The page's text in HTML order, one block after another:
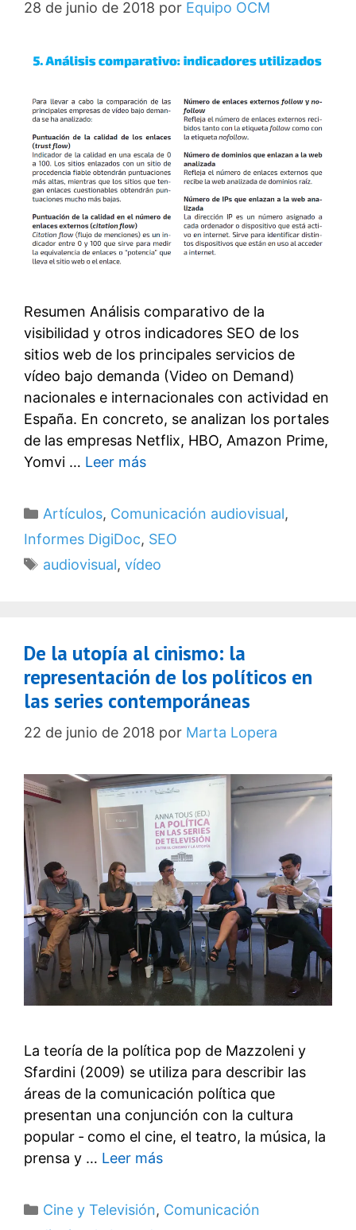
28 de junio de 2018 por Equipo OCM
Resumen Análisis comparativo de la
visibilidad y otros indicadores SEO de los
sitios web de los principales servicios de
vídeo bajo demanda (Video on Demand)
nacionales e internacionales con actividad en
España. En concreto, se analizan los portales
de las empresas Netflix, HBO, Amazon Prime,
Yomvi … Leer más
Categorías
Artículos, Comunicación audiovisual,
Informes DigiDoc, SEO
Etiquetas
audiovisual, vídeo
De la utopía al cinismo: la
representación de los políticos en
las series contemporáneas
22 de junio de 2018 por Marta Lopera
La teoría de la política pop de Mazzoleni y
Sfardini (2009) se utiliza para describir las
áreas de la comunicación política que
presentan una conjunción con la cultura
popular ‐ como el cine, el teatro, la música, la
prensa y … Leer más
Categorías
Cine y Televisión, Comunicación